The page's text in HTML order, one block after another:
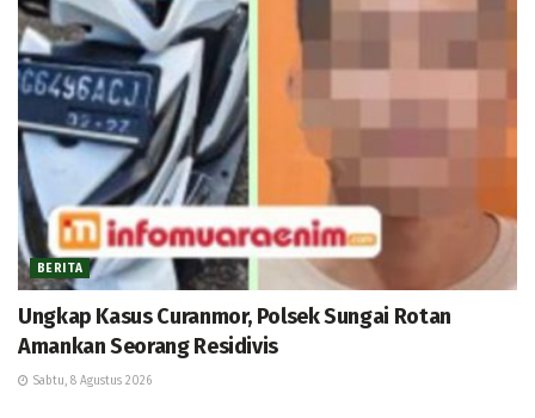
BERITA
Ungkap Kasus Curanmor, Polsek Sungai Rotan
Amankan Seorang Residivis
Sabtu, 8 Agustus 2026